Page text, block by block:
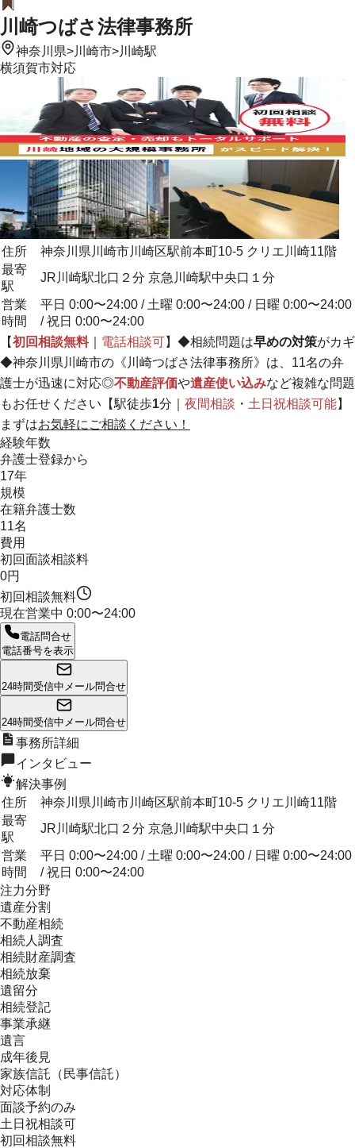
川崎つばさ法律事務所
神奈川県>川崎市>川崎駅
横須賀市対応
住所
神奈川県川崎市川崎区駅前本町10-5 クリエ川崎11階
最寄
駅
JR川崎駅北口２分 京急川崎駅中央口１分
営業
時間
平日 0:00〜24:00 / 土曜 0:00〜24:00 / 日曜 0:00〜24:00
/ 祝日 0:00〜24:00
【初回相談無料｜ 電話相談可】◆相続問題は早めの対策がカギ
◆神奈川県川崎市の《川崎つばさ法律事務所》は、11名の弁
護士が迅速に対応◎不動産評価や遺産使い込みなど複雑な問題
もお任せください【駅徒歩1分｜ 夜間相談 ・ 土日祝相談可能】
まずはお気軽にご相談ください！
経験年数
弁護士登録から
17年
規模
在籍弁護士数
11名
費用
初回面談相談料
0円
初回相談無料
現在営業中 0:00〜24:00
電話問合せ
電話番号を表示
24時間受信中 メール問合せ
24時間受信中 メール問合せ
事務所詳細
インタビュー
解決事例
住所
神奈川県川崎市川崎区駅前本町10-5 クリエ川崎11階
最寄
駅
JR川崎駅北口２分 京急川崎駅中央口１分
営業
時間
平日 0:00〜24:00 / 土曜 0:00〜24:00 / 日曜 0:00〜24:00
/ 祝日 0:00〜24:00
注力分野
遺産分割
不動産相続
相続人調査
相続財産調査
相続放棄
遺留分
相続登記
事業承継
遺言
成年後見
家族信託（民事信託）
対応体制
面談予約のみ
土日祝相談可
初回相談無料